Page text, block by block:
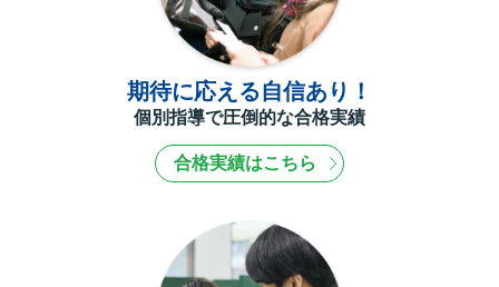
期待に応える自信あり！
個別指導で圧倒的な合格実績
合格実績はこちら